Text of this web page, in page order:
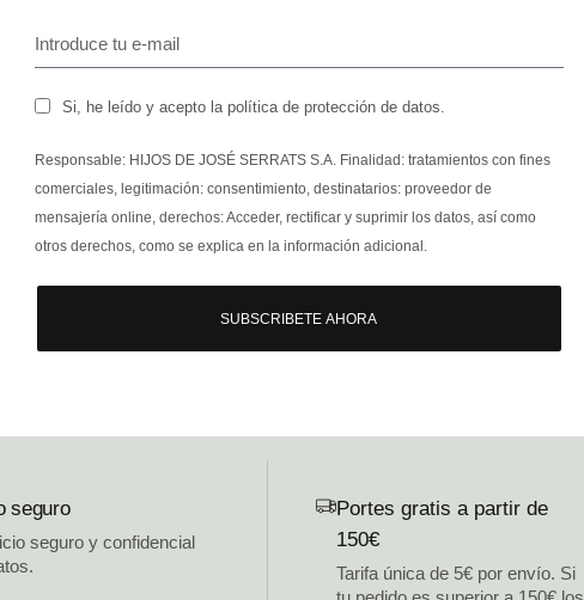
Si, he leído y acepto la política de protección de datos.
Responsable: HIJOS DE JOSÉ SERRATS S.A. Finalidad: tratamientos con fines
comerciales, legitimación: consentimiento, destinatarios: proveedor de
mensajería online, derechos: Acceder, rectificar y suprimir los datos, así como
otros derechos, como se explica en la información adicional.
SUBSCRIBETE AHORA
seguro
seguro y confidencial
Portes gratis a partir de
150€
Tarifa única de 5€ por envío. Si